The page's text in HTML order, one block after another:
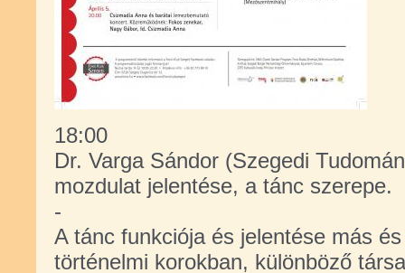
18:00
Dr. Varga Sándor (Szegedi
mozdulat jelentése, a tánc szerepe.
-
A tánc funkciója és jelentése más
történelmi korokban, különböző